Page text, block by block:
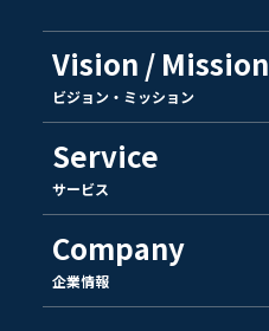
Vision / Mission
ビジョン・ミッション
Service
サービス
Company
企業情報